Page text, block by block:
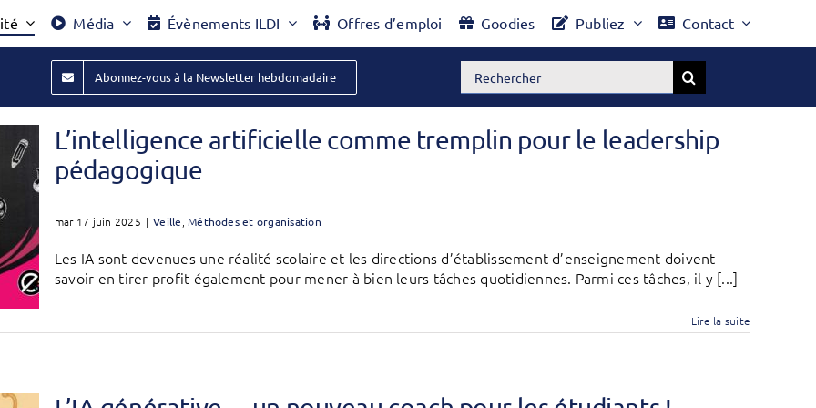
Média Évènements ILDI Offres d’emploi Goodies Publiez Contact
Abonnez-vous à la Newsletter hebdomadaire Rechercher:
L’intelligence artificielle comme tremplin pour le leadership
pédagogique
mar 17 juin 2025 | Veille ,Méthodes et organisation
Les IA sont devenues une réalité scolaire et les directions d’établissement d’enseignement doivent
savoir en tirer profit également pour mener à bien leurs tâches quotidiennes. Parmi ces tâches, il y [...]
Lire la suite